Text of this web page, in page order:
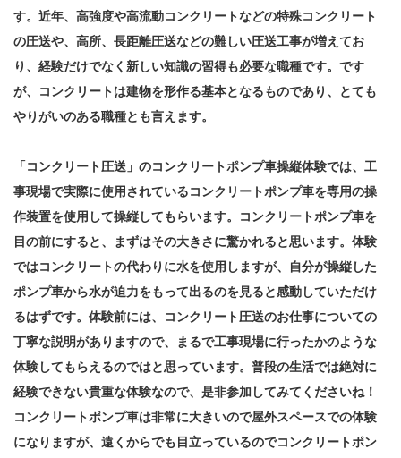
す。近年、高強度や高流動コンクリートなどの特殊コンクリート
の圧送や、高所、長距離圧送などの難しい圧送工事が増えてお
り、経験だけでなく新しい知識の習得も必要な職種です。です
が、コンクリートは建物を形作る基本となるものであり、とても
やりがいのある職種とも言えます。
「コンクリート圧送」のコンクリートポンプ車操縦体験では、工
事現場で実際に使用されているコンクリートポンプ車を専用の操
作装置を使用して操縦してもらいます。コンクリートポンプ車を
目の前にすると、まずはその大きさに驚かれると思います。体験
ではコンクリートの代わりに水を使用しますが、自分が操縦した
ポンプ車から水が迫力をもって出るのを見ると感動していただけ
るはずです。体験前には、コンクリート圧送のお仕事についての
丁寧な説明がありますので、まるで工事現場に行ったかのような
体験してもらえるのではと思っています。普段の生活では絶対に
経験できない貴重な体験なので、是非参加してみてくださいね！
コンクリートポンプ車は非常に大きいので屋外スペースでの体験
になりますが、遠くからでも目立っているのでコンクリートポン